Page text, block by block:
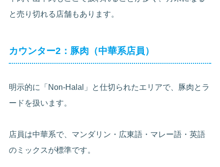
と売り切れる店舗もあります。
カウンター2：豚肉（中華系店員）
明示的に「Non-Halal」と仕切られたエリアで、豚肉とラ
ードを扱います。
店員は中華系で、マンダリン・広東語・マレー語・英語
のミックスが標準です。